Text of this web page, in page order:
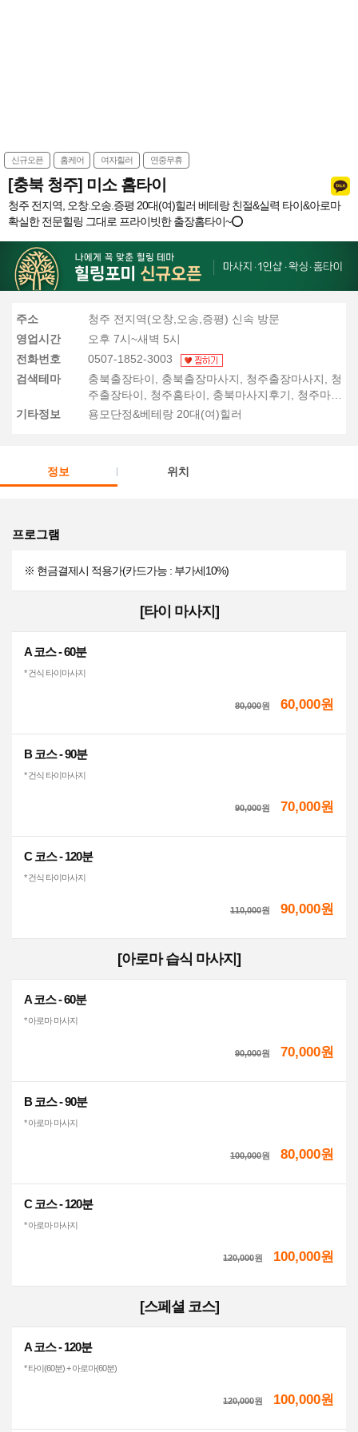
신규오픈 홈케어 여자힐러 연중무휴
[충북 청주] 미소 홈타이
청주 전지역, 오창.오송.증평 20대(여)힐러 베테랑 친절&실력 타이&아로마
확실한 전문힐링 그대로 프라이빗한 출장홈타이~⭕️
주소
청주 전지역(오창,오송,증평) 신속 방문
영업시간
오후 7시~새벽 5시
전화번호
0507-1852-3003
검색테마
충북출장타이, 충북출장마사지, 청주출장마사지, 청
주출장타이, 청주홈타이, 충북마사지후기, 청주마사
지후기, 청주스웨디시, 충북스웨디시
기타정보 용모단정&베테랑 20대(여)힐러
정보 위치
프로그램
※ 현금결제시 적용가(카드가능 : 부가세10%)
[타이 마사지]
A 코스 - 60분
* 건식 타이마사지
80,000원 60,000원
B 코스 - 90분
* 건식 타이마사지
90,000원 70,000원
C 코스 - 120분
* 건식 타이마사지
110,000원 90,000원
[아로마 습식 마사지]
A 코스 - 60분
* 아로마 마사지
90,000원 70,000원
B 코스 - 90분
* 아로마 마사지
100,000원 80,000원
C 코스 - 120분
* 아로마 마사지
120,000원 100,000원
[스페셜 코스]
A 코스 - 120분
* 타이(60분) + 아로마(60분)
120,000원 100,000원